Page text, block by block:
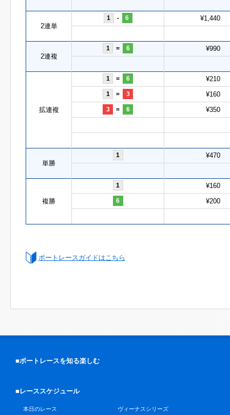
2連単
1 - 6 ¥1,440
2連複
1 = 6 ¥990
拡連複
1 = 6 ¥210
1 = 3 ¥160
3 = 6 ¥350
単勝
1 ¥470
複勝
1 ¥160
6 ¥200
ボートレースガイドはこちら
■ボートレースを知る楽しむ
■レーススケジュール
本日のレース
ヴィーナスシリーズ